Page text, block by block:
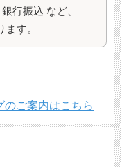
行振込 など、
す。
のご案内はこちら